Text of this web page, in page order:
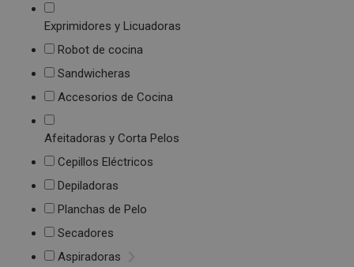
Exprimidores y Licuadoras
Robot de cocina
Sandwicheras
Accesorios de Cocina
Afeitadoras y Corta Pelos
Cepillos Eléctricos
Depiladoras
Planchas de Pelo
Secadores
Aspiradoras